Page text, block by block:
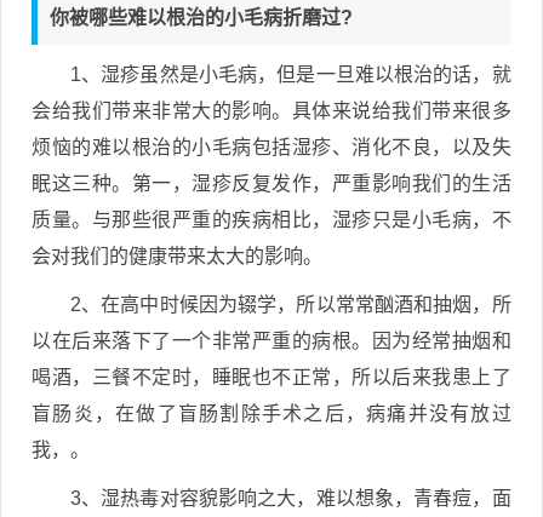
你被哪些难以根治的小毛病折磨过?
1、湿疹虽然是小毛病，但是一旦难以根治的话，就
会给我们带来非常大的影响。具体来说给我们带来很多
烦恼的难以根治的小毛病包括湿疹、消化不良，以及失
眠这三种。第一，湿疹反复发作，严重影响我们的生活
质量。与那些很严重的疾病相比，湿疹只是小毛病，不
会对我们的健康带来太大的影响。
2、在高中时候因为辍学，所以常常酗酒和抽烟，所
以在后来落下了一个非常严重的病根。因为经常抽烟和
喝酒，三餐不定时，睡眠也不正常，所以后来我患上了
盲肠炎，在做了盲肠割除手术之后，病痛并没有放过
我，。
3、湿热毒对容貌影响之大，难以想象，青春痘，面